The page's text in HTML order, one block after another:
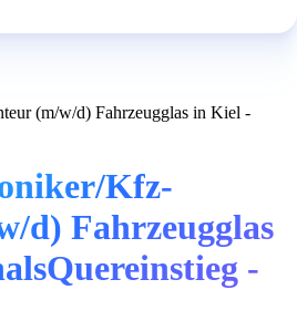
(m/w/d) Fahrzeugglas in Kiel -
Kfz-
d) Fahrzeugglas
-